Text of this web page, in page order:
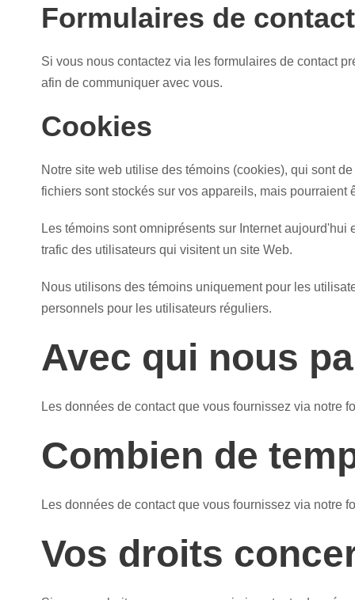
Formulaires de contact
Si vous nous contactez via les formulaires de contact
afin de communiquer avec vous.
Cookies
Notre site web utilise des témoins (cookies), qui sont
fichiers sont stockés sur vos appareils, mais
Les témoins sont omniprésents sur Internet
trafic des utilisateurs qui visitent un site Web.
Nous utilisons des témoins uniquement pour les
personnels pour les utilisateurs réguliers.
Avec qui nous
Les données de contact que vous fournissez via notre
Combien de
Les données de contact que vous fournissez via notre
Vos droits